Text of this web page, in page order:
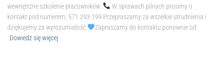
wewnętrzne szkolenie pracowników.
W sprawach pilnych prosimy o
kontakt pod numerem: 571 293 199 Przepraszamy za wszelkie utrudnienia i
dziękujemy za wyrozumiałość
Zapraszamy do kontaktu ponownie od
Dowiedz się więcej